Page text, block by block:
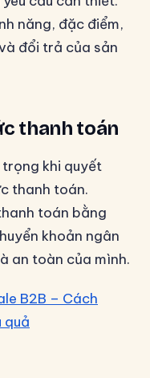
năng, đặc điểm,
đổi trả của sản
thanh toán
khi quyết
thanh toán.
toán bằng
khoản ngân
an toàn của mình.
B2B – Cách
quả